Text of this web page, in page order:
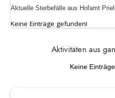
Aktuelle Sterbefälle aus Hofamt Priel
Keine Einträge gefunden!
Aktivitäten aus
Keine